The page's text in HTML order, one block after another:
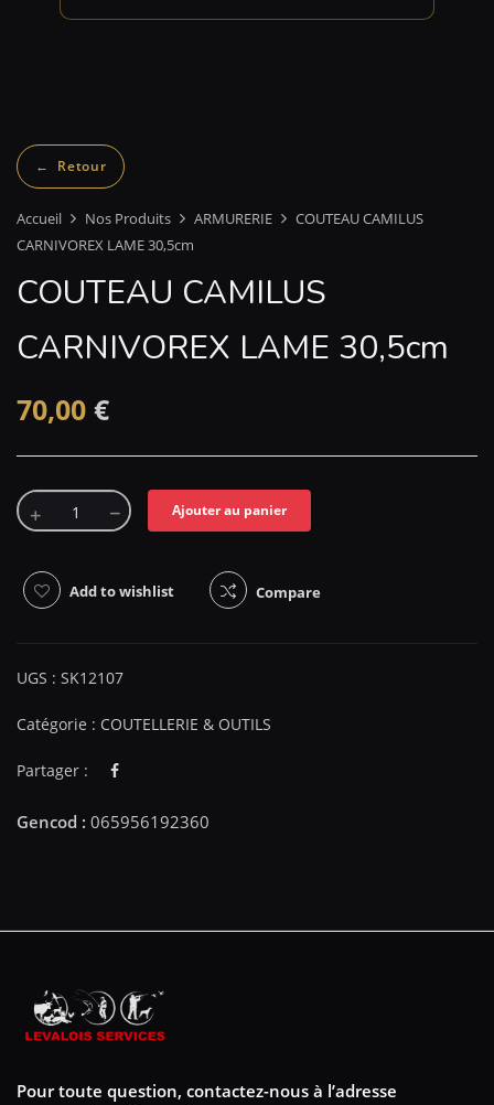
Accueil Nos Produits ARMURERIE
COUTEAU CAMILUS
CARNIVOREX LAME 30,5cm
COUTEAU CAMILUS
CARNIVOREX LAME 30,5cm
70,00 €
Ajouter au panier
Add to wishlist Compare
UGS : SK12107
Catégorie : COUTELLERIE & OUTILS
Partager :
Pour toute question, contactez-nous à l’adresse